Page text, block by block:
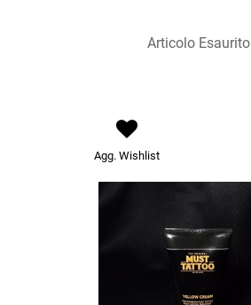
Articolo Esaurito
Agg. Wishlist